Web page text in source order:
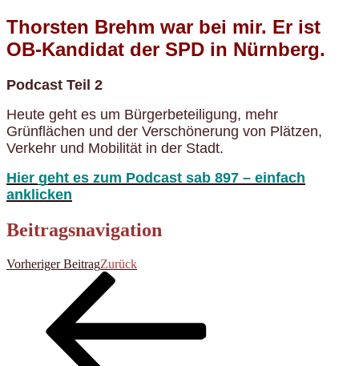
Thorsten Brehm war bei mir. Er ist
OB-Kandidat der SPD in Nürnberg.
Podcast Teil 2
Heute geht es um Bürgerbeteiligung, mehr
Grünflächen und der Verschönerung von Plätzen,
Verkehr und Mobilität in der Stadt.
Hier geht es zum Podcast sab 897 – einfach
anklicken
Beitragsnavigation
Vorheriger BeitragZurück